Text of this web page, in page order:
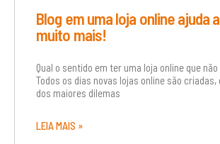
Blog em uma loja online ajuda
muito mais!
Qual o sentido em ter uma loja online que
Todos os dias novas lojas online são criadas,
dos maiores dilemas
LEIA MAIS »